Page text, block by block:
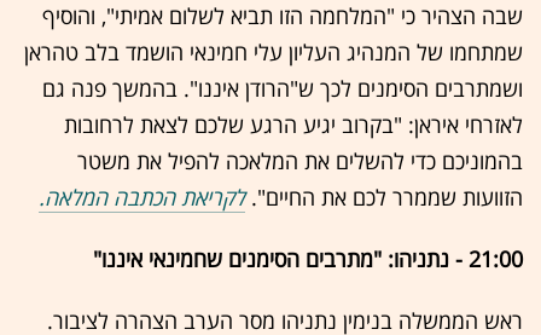
שבה הצהיר כי "המלחמה הזו תביא לשלום אמיתי", והוסיף
שמתחמו של המנהיג העליון עלי חמינאי הושמד בלב טהראן
ושמתרבים הסימנים לכך ש"הרודן איננו". בהמשך פנה גם
לאזרחי איראן: "בקרוב יגיע הרגע שלכם לצאת לרחובות
בהמוניכם כדי להשלים את המלאכה להפיל את משטר
הזוועות שממרר לכם את החיים". לקריאת הכתבה המלאה.
21:00 - נתניהו: "מתרבים הסימנים שחמינאי איננו"
ראש הממשלה בנימין נתניהו מסר הערב הצהרה לציבור.